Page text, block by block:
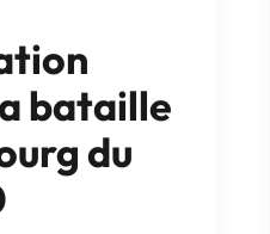
bataille
du